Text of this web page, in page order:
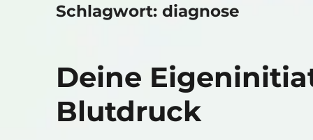
Schlagwort:diagnose
Deine
Blutdruck